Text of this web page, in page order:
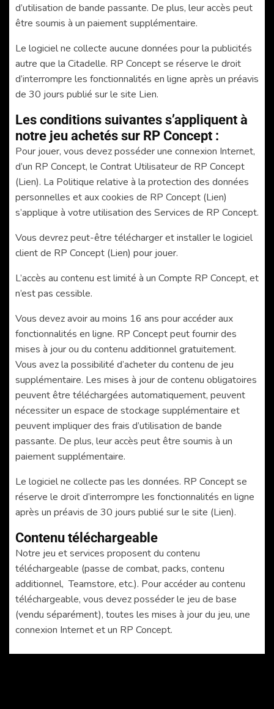
d’utilisation de bande passante. De plus, leur accès peut
être soumis à un paiement supplémentaire.
Le logiciel ne collecte aucune données pour la publicités
autre que la Citadelle. RP Concept se réserve le droit
d’interrompre les fonctionnalités en ligne après un préavis
de 30 jours publié sur le site Lien.
Les conditions suivantes s’appliquent à
notre jeu achetés sur RP Concept :
Pour jouer, vous devez posséder une connexion Internet,
d’un RP Concept, le Contrat Utilisateur de RP Concept
(Lien). La Politique relative à la protection des données
personnelles et aux cookies de RP Concept (Lien)
s’applique à votre utilisation des Services de RP Concept.
Vous devrez peut-être télécharger et installer le logiciel
client de RP Concept (Lien) pour jouer.
L’accès au contenu est limité à un Compte RP Concept, et
n’est pas cessible.
Vous devez avoir au moins 16 ans pour accéder aux
fonctionnalités en ligne. RP Concept peut fournir des
mises à jour ou du contenu additionnel gratuitement.
Vous avez la possibilité d’acheter du contenu de jeu
supplémentaire. Les mises à jour de contenu obligatoires
peuvent être téléchargées automatiquement, peuvent
nécessiter un espace de stockage supplémentaire et
peuvent impliquer des frais d’utilisation de bande
passante. De plus, leur accès peut être soumis à un
paiement supplémentaire.
Le logiciel ne collecte pas les données. RP Concept se
réserve le droit d’interrompre les fonctionnalités en ligne
après un préavis de 30 jours publié sur le site (Lien).
Contenu téléchargeable
Notre jeu et services proposent du contenu
téléchargeable (passe de combat, packs, contenu
additionnel, Teamstore, etc.). Pour accéder au contenu
téléchargeable, vous devez posséder le jeu de base
(vendu séparément), toutes les mises à jour du jeu, une
connexion Internet et un RP Concept.